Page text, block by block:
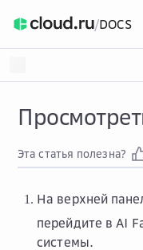
/DOCS
Эта статья полезна?
На верхней
перейдите вAI
системы.